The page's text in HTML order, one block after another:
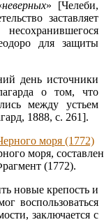
неверных» [Челеби,
заставляет
для защиты
день источники
о том, что
между устьем
1888, с. 261].
моря,
(1772).
новые крепость и
воспользоваться
заключается с